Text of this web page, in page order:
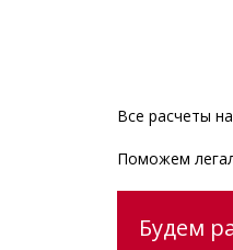
Все расчеты
Поможем
Будем